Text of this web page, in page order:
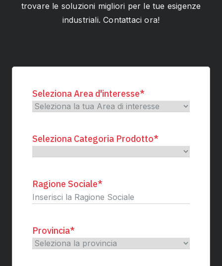
trovare le soluzioni migliori per le tue esigenze
industriali. Contattaci ora!
Seleziona Area d'interesse*
Seleziona Categoria Prodotto*
Ragione Sociale*
Provincia*